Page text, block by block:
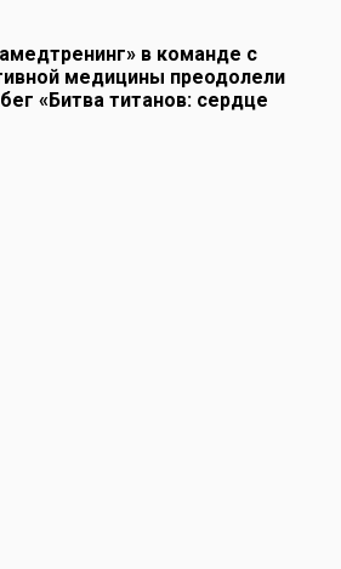
в команде с
медицины преодолели
«Битва титанов: сердце